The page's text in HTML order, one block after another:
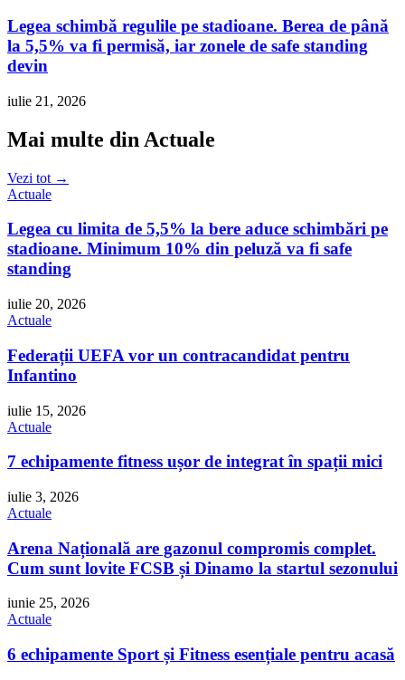
Legea schimbă regulile pe stadioane. Berea de până
la 5,5% va fi permisă, iar zonele de safe standing
devin
iulie 21, 2026
Mai multe din Actuale
Vezi tot →
Actuale
Legea cu limita de 5,5% la bere aduce schimbări pe
stadioane. Minimum 10% din peluză va fi safe
standing
iulie 20, 2026
Actuale
Federații UEFA vor un contracandidat pentru
Infantino
iulie 15, 2026
Actuale
7 echipamente fitness ușor de integrat în spații mici
iulie 3, 2026
Actuale
Arena Națională are gazonul compromis complet.
Cum sunt lovite FCSB și Dinamo la startul sezonului
iunie 25, 2026
Actuale
6 echipamente Sport și Fitness esențiale pentru acasă